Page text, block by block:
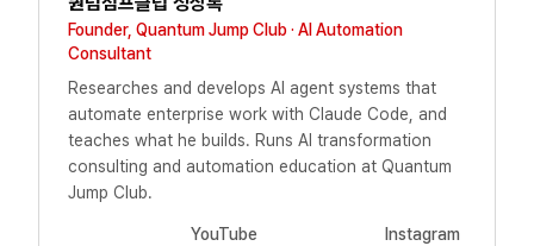
Founder, Quantum Jump Club · AI Automation
Consultant
Researches and develops AI agent systems that
automate enterprise work with Claude Code, and
teaches what he builds. Runs AI transformation
consulting and automation education at Quantum
Jump Club.
YouTube
Instagram